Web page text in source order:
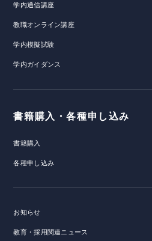
学内通信講座
教職オンライン講座
学内模擬試験
学内ガイダンス
書籍購入・各種申し込み
書籍購入
各種申し込み
お知らせ
教育・採用関連ニュース